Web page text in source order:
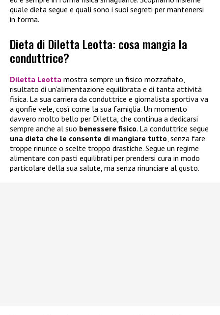
quale dieta segue e quali sono i suoi segreti per mantenersi
in forma.
Dieta di Diletta Leotta: cosa mangia la
conduttrice?
Diletta Leotta mostra sempre un fisico mozzafiato,
risultato di un’alimentazione equilibrata e di tanta attività
fisica. La sua carriera da conduttrice e giornalista sportiva va
a gonfie vele, così come la sua famiglia. Un momento
davvero molto bello per Diletta, che continua a dedicarsi
sempre anche al suo benessere fisico. La conduttrice segue
una dieta che le consente di mangiare tutto, senza fare
troppe rinunce o scelte troppo drastiche. Segue un regime
alimentare con pasti equilibrati per prendersi cura in modo
particolare della sua salute, ma senza rinunciare al gusto.